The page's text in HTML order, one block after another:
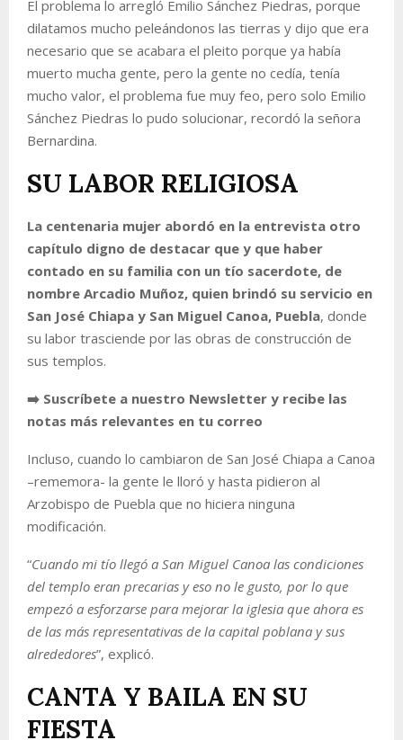
El problema lo arregló Emilio Sánchez Piedras, porque
dilatamos mucho peleándonos las tierras y dijo que era
necesario que se acabara el pleito porque ya había
muerto mucha gente, pero la gente no cedía, tenía
mucho valor, el problema fue muy feo, pero solo Emilio
Sánchez Piedras lo pudo solucionar, recordó la señora
Bernardina.
SU LABOR RELIGIOSA
La centenaria mujer abordó en la entrevista otro
capítulo digno de destacar que y que haber
contado en su familia con un tío sacerdote, de
nombre Arcadio Muñoz, quien brindó su servicio en
San José Chiapa y San Miguel Canoa, Puebla, donde
su labor trasciende por las obras de construcción de
sus templos.
➡️ Suscríbete a nuestro Newsletter y recibe las
notas más relevantes en tu correo
Incluso, cuando lo cambiaron de San José Chiapa a Canoa
–rememora- la gente le lloró y hasta pidieron al
Arzobispo de Puebla que no hiciera ninguna
modificación.
“Cuando mi tío llegó a San Miguel Canoa las condiciones
del templo eran precarias y eso no le gusto, por lo que
empezó a esforzarse para mejorar la iglesia que ahora es
de las más representativas de la capital poblana y sus
alrededores”, explicó.
CANTA Y BAILA EN SU
FIESTA